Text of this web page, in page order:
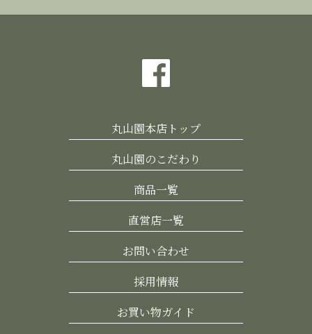
丸山園本店トップ
丸山園のこだわり
商品一覧
直営店一覧
お問い合わせ
採用情報
お買い物ガイド